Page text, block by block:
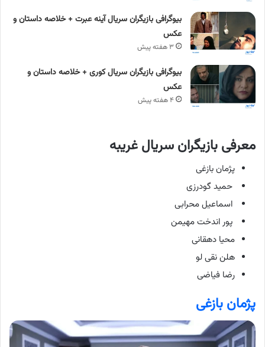
بیوگرافی بازیگران سریال آینه عبرت + خلاصه داستان و
عکس
۳ هفته پیش
بیوگرافی بازیگران سریال کوری + خلاصه داستان و
عکس
۴ هفته پیش
معرفی بازیگران سریال غریبه
پژمان بازغی
حمید گودرزی
اسماعیل محرابی
پور اندخت مهیمن
محیا دهقانی
هلن نقی لو
رضا فیاضی
پژمان بازغی